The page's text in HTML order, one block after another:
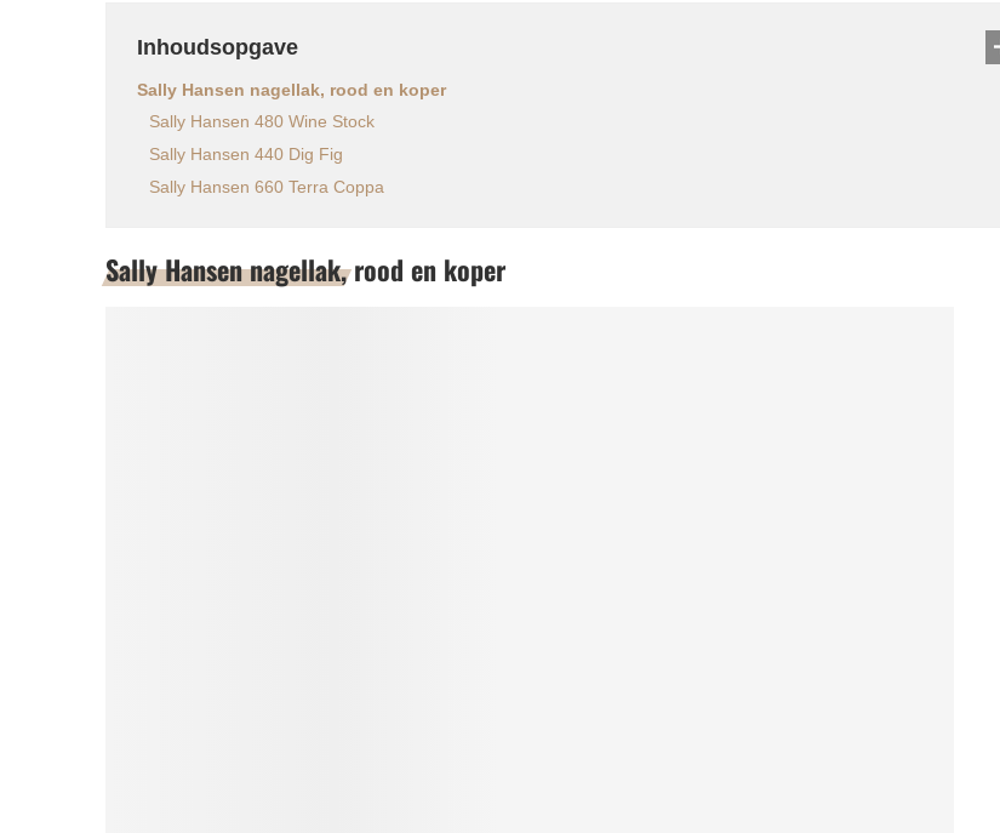
Inhoudsopgave
Sally Hansen nagellak, rood en koper
Sally Hansen 480 Wine Stock
Sally Hansen 440 Dig Fig
Sally Hansen 660 Terra Coppa
Sally Hansen nagellak, rood en koper